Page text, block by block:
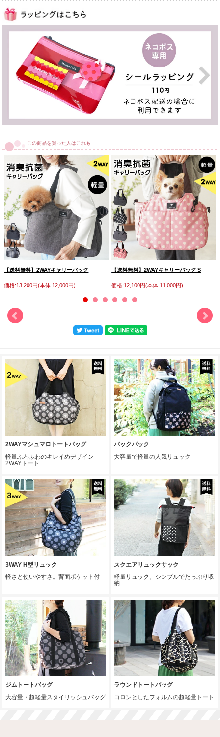
この商品を買った人はこれも
【送料無料】2WAYキャリーバッグ
価格:13,200円(本体 12,000円)
【送料無料】2WAYキャリーバッグ S
価格:12,100円(本体 11,000円)
2WAYマシュマロトートバッグ
軽量ふわふわのキレイめデザイン
2WAYトート
バックパック
大容量で軽量の人気リュック
3WAY H型リュック
軽さと使いやすさ。背面ポケット付
スクエアリュックサック
軽量リュック。シンプルでたっぷり収
納
ジムトートバッグ
大容量・超軽量スタイリッシュバッグ
ラウンドトートバッグ
コロンとしたフォルムの超軽量トート